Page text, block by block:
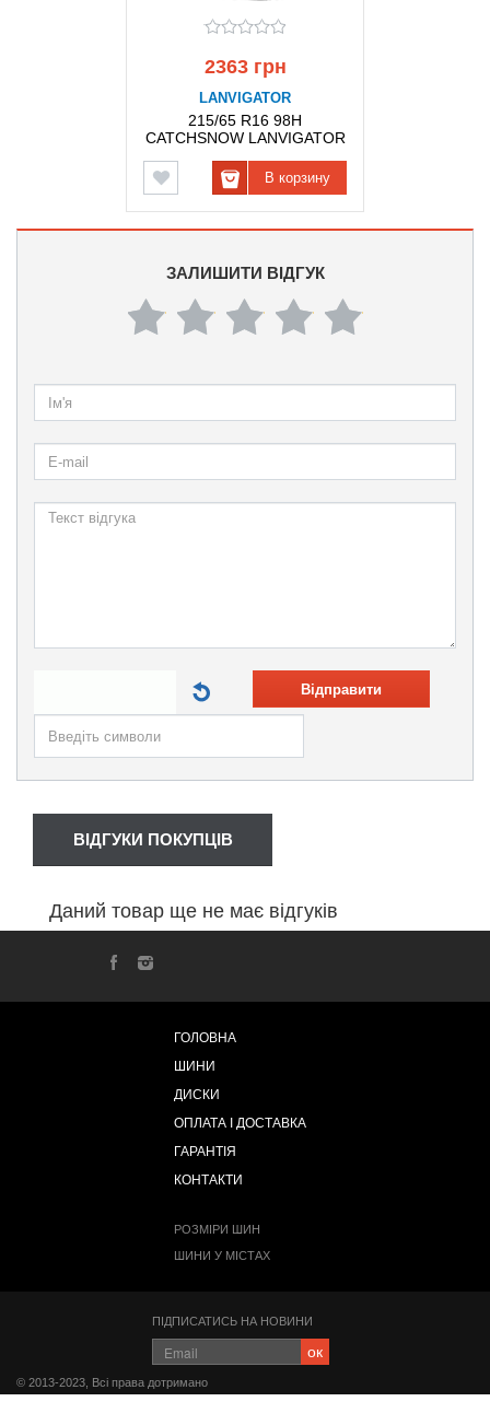
2363 грн
LANVIGATOR
215/65 R16 98H
CATCHSNOW LANVIGATOR
В корзину
ЗАЛИШИТИ ВІДГУК
Відправити
ВІДГУКИ ПОКУПЦІВ
Даний товар ще не має відгуків
ГОЛОВНА
ШИНИ
ДИСКИ
ОПЛАТА І ДОСТАВКА
ГАРАНТІЯ
КОНТАКТИ
РОЗМІРИ ШИН
ШИНИ У МІСТАХ
ПІДПИСАТИСЬ НА НОВИНИ
ок
© 2013-2023, Всі права дотримано